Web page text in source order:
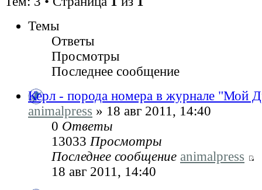
Темы
Ответы
Просмотры
Последнее сообщение
Керл - порода номера в журнале
animalpress » 18 авг 2011, 14:40
0 Ответы
13033 Просмотры
Последнее сообщение animalpress
18 авг 2011, 14:40